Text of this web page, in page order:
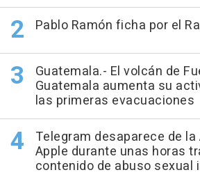
Pablo Ramón ficha por el
Guatemala.- El volcán de
Guatemala aumenta su
las primeras evacuaciones
Telegram desaparece de la
Apple durante unas horas
contenido de abuso sexual